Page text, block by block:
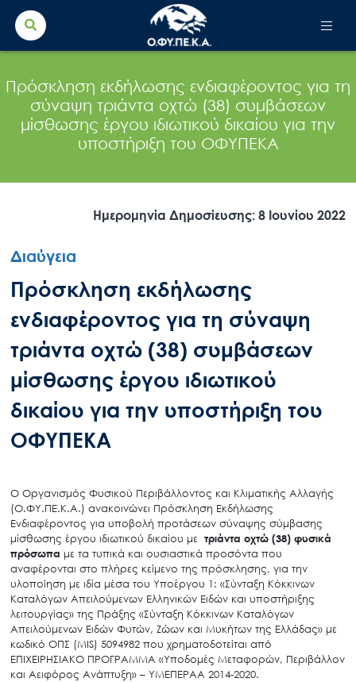
Search
for:
Πρόσκληση εκδήλωσης ενδιαφέροντος για τη
σύναψη τριάντα οχτώ (38) συμβάσεων
μίσθωσης έργου ιδιωτικού δικαίου για την
υποστήριξη του ΟΦΥΠΕΚΑ
Ημερομηνία Δημοσίευσης: 8 Ιουνίου 2022
Διαύγεια
Πρόσκληση εκδήλωσης
ενδιαφέροντος για τη σύναψη
τριάντα οχτώ (38) συμβάσεων
μίσθωσης έργου ιδιωτικού
δικαίου για την υποστήριξη του
ΟΦΥΠΕΚΑ
O Οργανισμός Φυσικού Περιβάλλοντος και Κλιματικής Αλλαγής
(Ο.ΦΥ.ΠΕ.Κ.Α.) ανακοινώνει Πρόσκληση Εκδήλωσης
Ενδιαφέροντος για υποβολή προτάσεων σύναψης σύμβασης
μίσθωσης έργου ιδιωτικού δικαίου με τριάντα οχτώ (38) φυσικά
πρόσωπα με τα τυπικά και ουσιαστικά προσόντα που
αναφέρονται στο πλήρες κείμενο της πρόσκλησης, για την
υλοποίηση με ιδία μέσα του Υποέργου 1: «Σύνταξη Κόκκινων
Καταλόγων Απειλούμενων Ελληνικών Ειδών και υποστήριξης
λειτουργίας» της Πράξης «Σύνταξη Κόκκινων Καταλόγων
Απειλούμενων Ειδών Φυτών, Ζώων και Μυκήτων της Ελλάδας» με
κωδικό ΟΠΣ (MIS) 5094982 που χρηματοδοτείται από
ΕΠΙΧΕΙΡΗΣΙΑΚΟ ΠΡΟΓΡΑΜΜΑ «Υποδομές Μεταφορών, Περιβάλλον
και Αειφόρος Ανάπτυξη» – ΥΜΕΠΕΡΑΑ 2014-2020.